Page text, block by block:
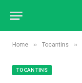
Home » Tocantins »
TOCANTINS